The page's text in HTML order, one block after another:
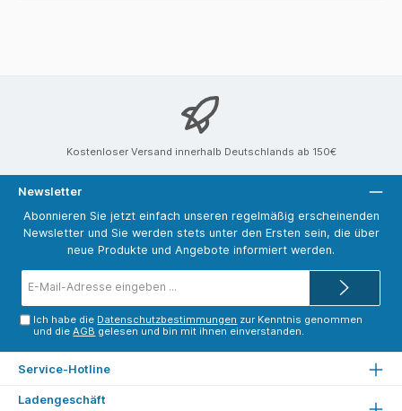
Kostenloser Versand innerhalb Deutschlands ab 150€
Newsletter
Abonnieren Sie jetzt einfach unseren regelmäßig erscheinenden
Newsletter und Sie werden stets unter den Ersten sein, die über
neue Produkte und Angebote informiert werden.
Mail-
Ich habe die Datenschutzbestimmungen zur Kenntnis genommen
und dieAGB gelesen und bin mit ihnen einverstanden.
Service-Hotline
Ladengeschäft